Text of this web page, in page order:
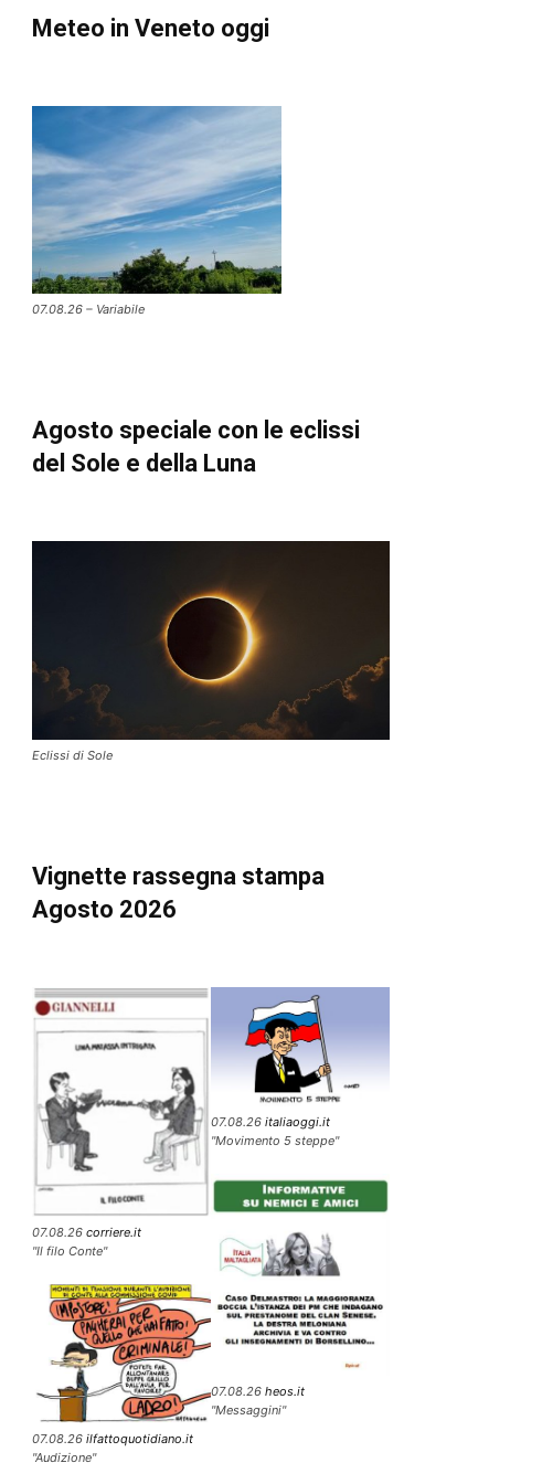
Meteo in Veneto oggi
07.08.26 – Variabile
Agosto speciale con le eclissi
del Sole e della Luna
Eclissi di Sole
Vignette rassegna stampa
Agosto 2026
07.08.26 corriere.it
"Il filo Conte"
07.08.26 ilfattoquotidiano.it
"Audizione"
07.08.26 italiaoggi.it
"Movimento 5 steppe"
07.08.26 heos.it
"Messaggini"